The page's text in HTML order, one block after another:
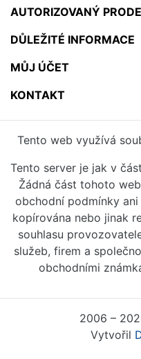
AUTORIZOVANÝ
DŮLEŽITÉ INFORMACE
MŮJ ÚČET
KONTAKT
Tento web využívá
Tento server je jak v
Žádná část tohoto
obchodní podmínky
kopírována nebo jinak
souhlasu
služeb, firem a
obchodními
2006 –
Vytvořil